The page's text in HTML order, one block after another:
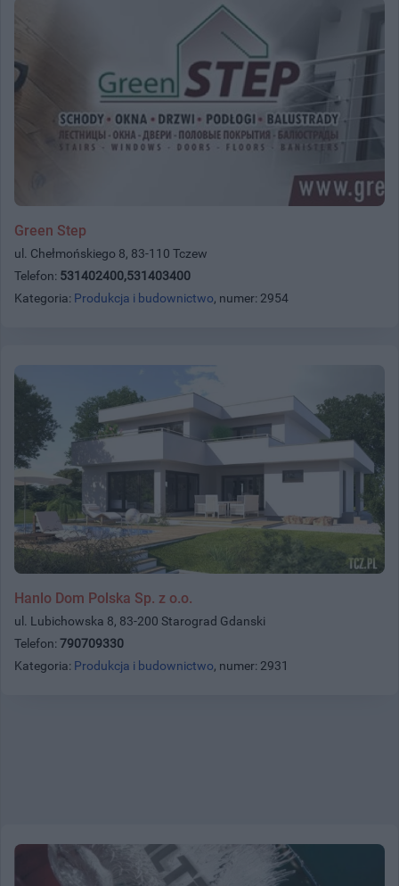
Green Step
ul. Chełmońskiego 8, 83-110 Tczew
Telefon: 531402400,531403400
Kategoria: Produkcja i budownictwo, numer: 2954
Hanlo Dom Polska Sp. z o.o.
ul. Lubichowska 8, 83-200 Starograd Gdanski
Telefon: 790709330
Kategoria: Produkcja i budownictwo, numer: 2931